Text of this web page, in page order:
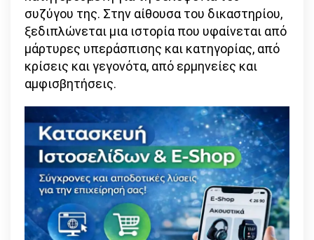
συζύγου της. Στην αίθουσα του δικαστηρίου,
ξεδιπλώνεται μια ιστορία που υφαίνεται από
μάρτυρες υπεράσπισης και κατηγορίας, από
κρίσεις και γεγονότα, από ερμηνείες και
αμφισβητήσεις.